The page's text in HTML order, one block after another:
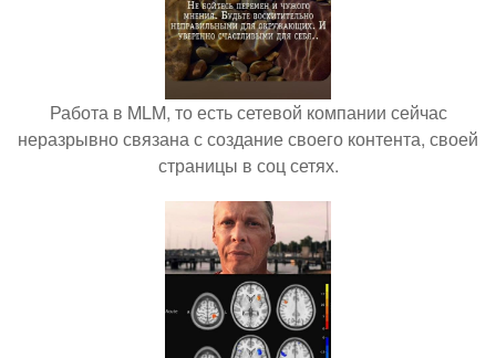
Работа в MLM, то есть сетевой компании сейчас
неразрывно связана с создание своего контента, своей
страницы в соц сетях.